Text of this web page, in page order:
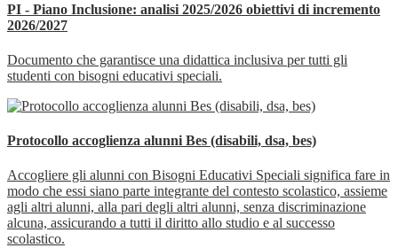
PI - Piano Inclusione: analisi 2025/2026 obiettivi di incremento
2026/2027
Documento che garantisce una didattica inclusiva per tutti gli
studenti con bisogni educativi speciali.
Protocollo accoglienza alunni Bes (disabili, dsa, bes)
Accogliere gli alunni con Bisogni Educativi Speciali significa fare in
modo che essi siano parte integrante del contesto scolastico, assieme
agli altri alunni, alla pari degli altri alunni, senza discriminazione
alcuna, assicurando a tutti il diritto allo studio e al successo
scolastico.